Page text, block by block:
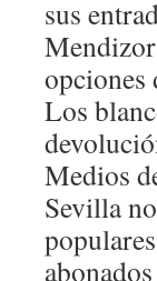
sus
opciones
Los
Medios
Sevilla